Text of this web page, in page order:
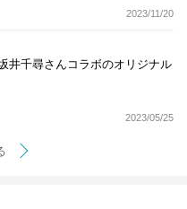
2023/11/20
井千尋さんコラボのオリジナル
2023/05/25